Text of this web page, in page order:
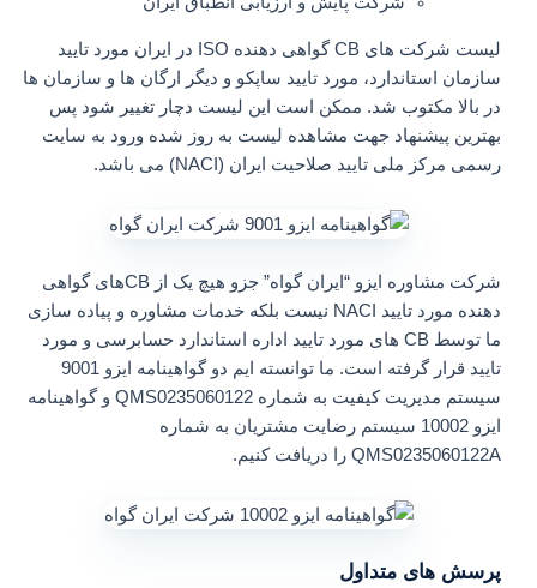
لیست شرکت های CB گواهی دهنده ISO در ایران مورد تایید
سازمان استاندارد، مورد تایید ساپکو و دیگر ارگان ها و سازمان ها
در بالا مکتوب شد. ممکن است این لیست دچار تغییر شود پس
بهترین پیشنهاد جهت مشاهده لیست به روز شده ورود به سایت
رسمی مرکز ملی تایید صلاحیت ایران (NACI) می باشد.
شرکت مشاوره ایزو “ایران گواه” جزو هیچ یک از CBهای گواهی
دهنده مورد تایید NACI نیست بلکه خدمات مشاوره و پیاده سازی
ما توسط CB های مورد تایید اداره استاندارد حسابرسی و مورد
تایید قرار گرفته است. ما توانسته ایم دو گواهینامه ایزو 9001
سیستم مدیریت کیفیت به شماره QMS0235060122 و گواهینامه
ایزو 10002 سیستم رضایت مشتریان به شماره
QMS0235060122A را دریافت کنیم.
پرسش های متداول